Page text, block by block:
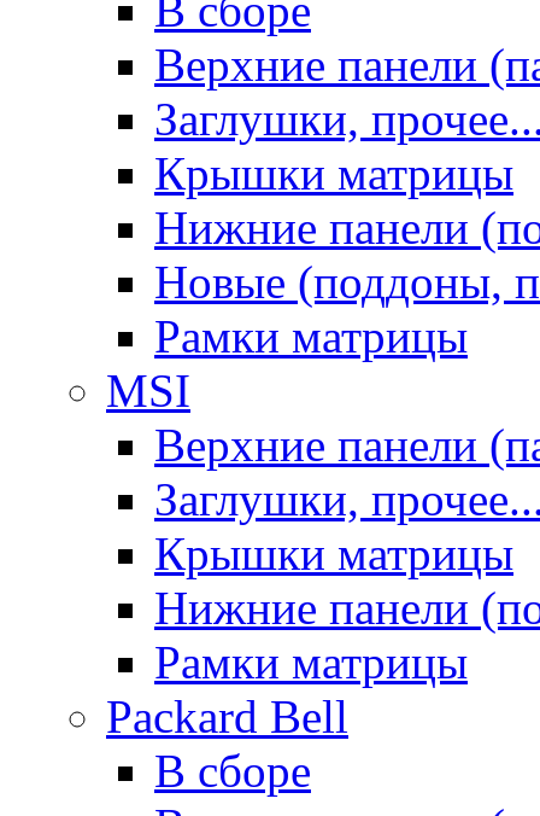
Верхние панели
Заглушки,
Крышки матрицы
Нижние панели
Новые (поддоны,
Рамки матрицы
MSI
Верхние панели
Заглушки,
Крышки матрицы
Нижние панели
Рамки матрицы
Packard Bell
В сборе